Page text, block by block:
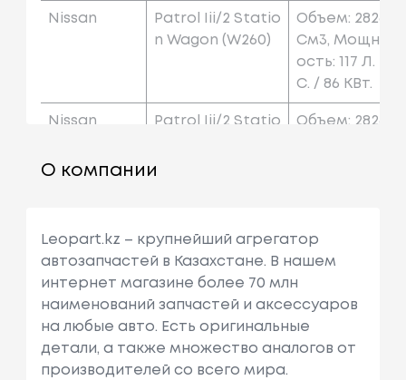
Nissan
Patrol Iii/2 Statio
N Wagon (w260)
Объем: 2826
См3, Мощн
Ость: 117 Л.
С. / 86 КВт.
Nissan
Patrol Iii/2 Statio
Объем: 2826
Gr)
См3, Мощн
Ость: 116 Л.
С. / 85 КВт.
О компании
Leopart.kz – крупнейший агрегатор
автозапчастей в Казахстане. В нашем
интернет магазине более 70 млн
наименований запчастей и аксессуаров
на любые авто. Есть оригинальные
детали, а также множество аналогов от
производителей со всего мира.